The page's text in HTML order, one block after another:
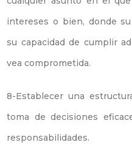
intereses o bien, donde
su capacidad de cumplir
vea comprometida.
8-Establecer una
toma de decisiones
responsabilidades.